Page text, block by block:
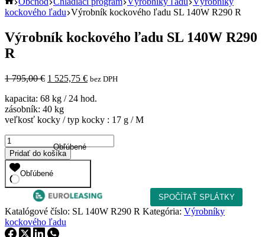
kockového ľadu Výrobník kockového ľadu SL 140W R290 R
Výrobník kockového ľadu SL 140W R290
R
1 795,00€ Pôvodná
bola:
1
795,00 €.
1 525,75 €Aktuálna
je:
525,75 €.
bez DPH
kapacita: 68 kg / 24 hod.
zásobník: 40 kg
veľkosť kocky / typ kocky : 17 g / M
množstvo
Výrobník
kockového
ľadu
SL
R
Pridať do košíka
Obľúbené
Obľúbené
Katalógové číslo: SL 140W R290 R Kategória: Výrobníky
kockového ľadu